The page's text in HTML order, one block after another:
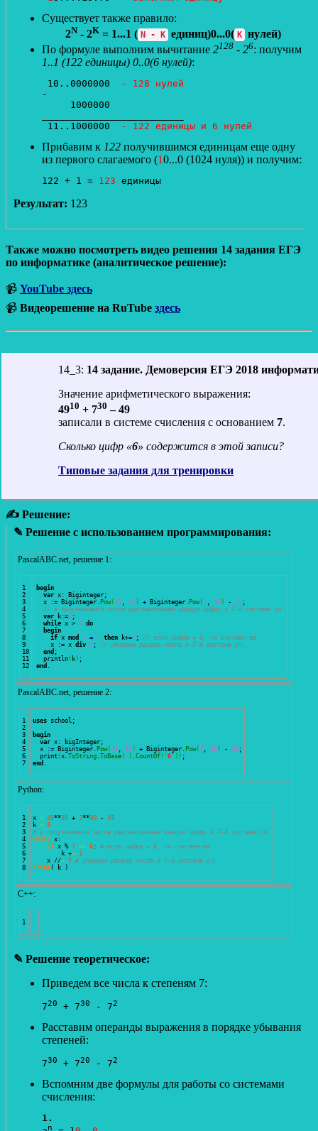
Существует также правило:
2N - 2K = 1...1 ( N - K единиц)0...0( K нулей)
По формуле выполним вычитание 2128 - 26: получим
1..1 (122 единицы) 0..0(6 нулей):
10..0000000
- 128 нулей
-
     1000000
11..1000000
- 122 единицы и 6 нулей
Прибавим к 122 получившимся единицам еще одну
из первого слагаемого (10...0 (1024 нуля)) и получим:
122 + 1 = 123 единицы
Результат: 123
Также можно посмотреть видео решения 14 задания ЕГЭ
по информатике (аналитическое решение):
📹 YouTube здесь
📹 Видеорешение на RuTube здесь
14_3: 14 задание. Демоверсия ЕГЭ 2018
Значение арифметического выражения:
4910 + 730 – 49
записали в системе счисления с основанием 7.
Сколько цифр «6» содержится в этой записи?
Типовые задания для тренировки
✍ Решение:
✎ Решение с использованием программирования:
PascalABC.net, решение 1:
1
2
3
4
5
6
7
8
9
10
11
begin
var x : Biginteger ;
  x
:= Biginteger . Pow(49 , 10) + Biginteger . Pow(7 , 30) - 49 ;
// в получившемся числе рассматриваем каждую цифру в 7-й системе сч.
var k :=0 ;
while x > 0 do
begin
if x mod 7 = 6 then k+=1 ; // если цифра = 6, то считаем ее
    x
:= x div 7 ; // убираем разряд числа в 7-й системе сч.
end ;
  println
( k) ;
end .
PascalABC.net, решение 2:
1
2
3
4
5
6
uses school ;
begin
var x : bigInteger ;
  x
:= Biginteger . Pow(49 , 10) + Biginteger . Pow(7 , 30) - 49 ;
  print
(x .ToString .ToBase (7) .CountOf ( '6' ) ) ;
end .
Python:
1
2
3
4
5
6
7
x = 49**10 + 7**30 - 49
k = 0
# в получившемся числе рассматриваем каждую цифру в 7-й системе сч.
while x:
if x % 7 == 6 : # если цифра = 6, то считаем ее
        k +
= 1
    x //
= 7 # убираем разряд числа в 7-й системе сч.
print ( k )
С++:
✎ Решение теоретическое:
Приведем все числа к степеням 7:
720 + 730 - 72
Расставим операнды выражения в порядке убывания
степеней:
730 + 720 - 72
Вспомним две формулы для работы со системами
счисления:
1.
n